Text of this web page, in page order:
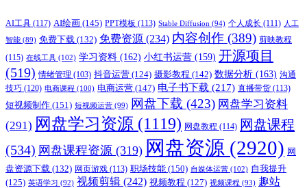
AI工具 (117) AI绘画 (145) PPT模板 (113) Stable Diffusion (94) 个人成长 (111) 人工
智能 (89) 免费下载 (132) 免费资源 (234) 内容创作 (389) 剪映教程
(115) 在线工具 (102) 学习资料 (162) 小红书运营 (159) 开源项目
(519) 情绪管理 (103) 抖音运营 (124) 摄影教程 (142) 数据分析 (163) 沟通
技巧 (120) 电商课程 (100) 电商运营 (147) 电子书下载 (217) 直播带货 (113)
短视频制作 (151) 短视频运营 (99) 网盘下载 (423) 网盘学习资料
(291) 网盘学习资源 (1119) 网盘教程 (114) 网盘课程
(534) 网盘课程资源 (319) 网盘资源 (2920) 网
盘资源下载 (132) 网页游戏 (113) 职场技能 (150) 自媒体运营 (102) 自我提升
(125) 英语学习 (92) 视频剪辑 (242) 视频教程 (127) 视频课程 (93) 趣站